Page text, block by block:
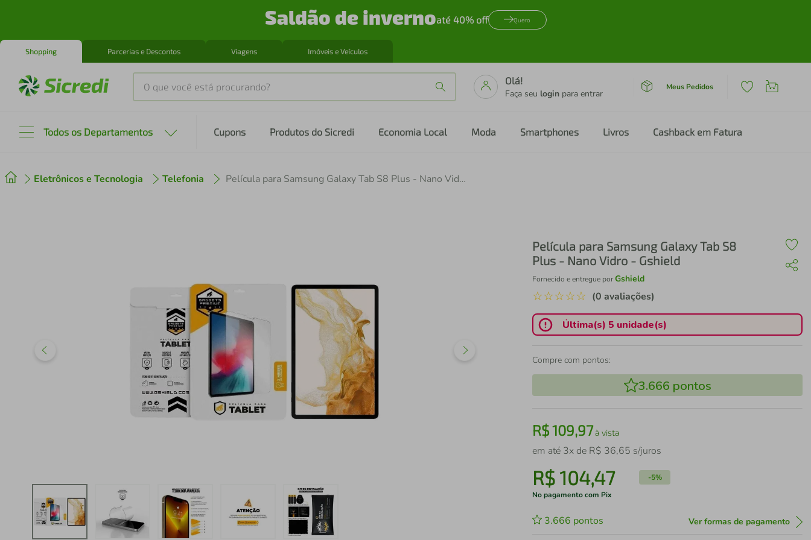
Saldão de invernoaté 40% off Quero
Shopping Parcerias e Descontos Viagens Imóveis e Veículos
O que você está procurando?
Olá!
Faça seu login para entrar
Meus Pedidos
Todos os Departamentos Cupons Produtos do Sicredi Economia Local Moda Smartphones Livros Cashback em Fatura
Eletrônicos e Tecnologia Telefonia Película para Samsung Galaxy Tab S8 Plus - Nano Vidro - Gshield
Película para Samsung Galaxy Tab S8
Plus - Nano Vidro - Gshield
Fornecido e entregue porGshield
☆☆☆☆☆ (0 avaliações)
Última(s) 5 unidade(s)
Compre com pontos:
3.666 pontos
R$109,97à vista
em até 3x de R$ 36,65 s/juros
R$104,47 -5%
No pagamento com Pix
3.666 pontos Ver formas de pagamento
2º cafeteira